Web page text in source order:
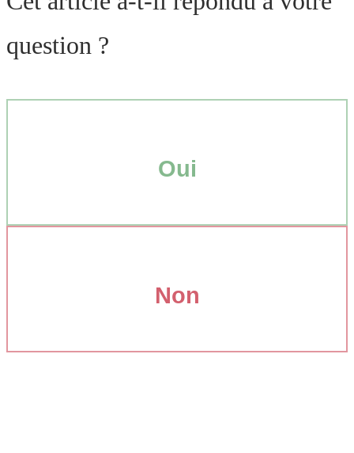
question ?
Oui
Non